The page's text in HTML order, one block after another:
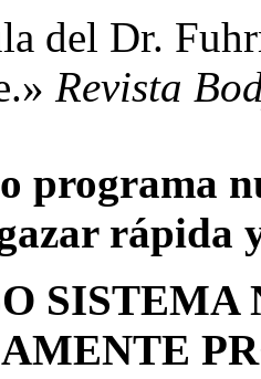
del Dr.
Revista
programa
rápida
SISTEMA